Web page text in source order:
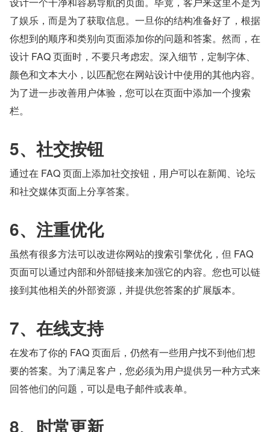
了娱乐，而是为了获取信息。一旦你的结构准备好了，根据
你想到的顺序和类别向页面添加你的问题和答案。然而，在
设计 FAQ 页面时，不要只考虑宏。深入细节，定制字体、
颜色和文本大小，以匹配您在网站设计中使用的其他内容。
为了进一步改善用户体验，您可以在页面中添加一个搜索
栏。
5、社交按钮
通过在 FAQ 页面上添加社交按钮，用户可以在新闻、论坛
和社交媒体页面上分享答案。
6、注重优化
虽然有很多方法可以改进你网站的搜索引擎优化，但 FAQ
页面可以通过内部和外部链接来加强它的内容。您也可以链
接到其他相关的外部资源，并提供您答案的扩展版本。
7、在线支持
在发布了你的 FAQ 页面后，仍然有一些用户找不到他们想
要的答案。为了满足客户，您必须为用户提供另一种方式来
回答他们的问题，可以是电子邮件或表单。
8、时常更新